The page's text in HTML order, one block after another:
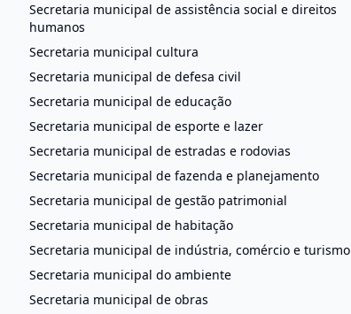
Secretaria municipal de assistência social e direitos
humanos
Secretaria municipal cultura
Secretaria municipal de defesa civil
Secretaria municipal de educação
Secretaria municipal de esporte e lazer
Secretaria municipal de estradas e rodovias
Secretaria municipal de fazenda e planejamento
Secretaria municipal de gestão patrimonial
Secretaria municipal de habitação
Secretaria municipal de indústria, comércio e turismo
Secretaria municipal do ambiente
Secretaria municipal de obras